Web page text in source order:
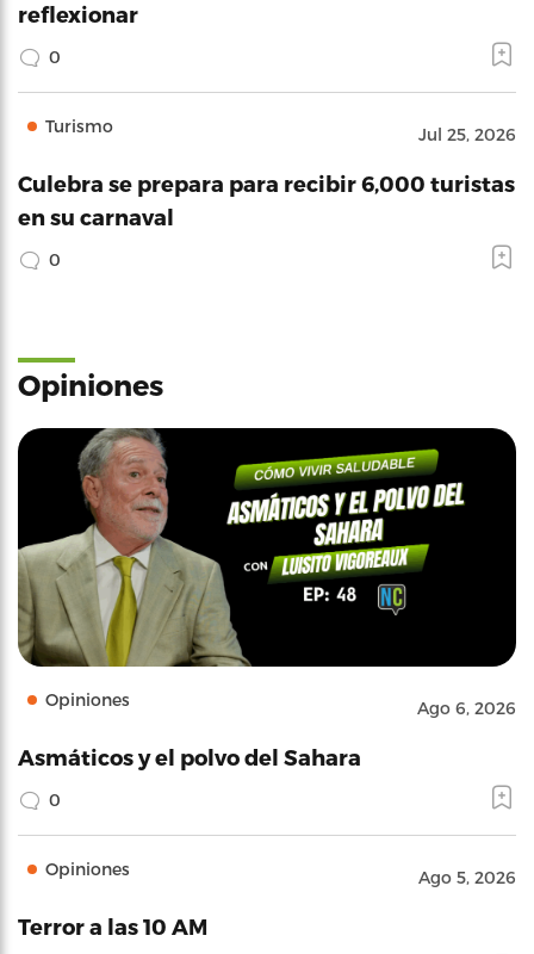
reflexionar
0
Turismo Jul 25, 2026
Culebra se prepara para recibir 6,000 turistas
en su carnaval
0
Opiniones
Opiniones Ago 6, 2026
Asmáticos y el polvo del Sahara
0
Opiniones Ago 5, 2026
Terror a las 10 AM